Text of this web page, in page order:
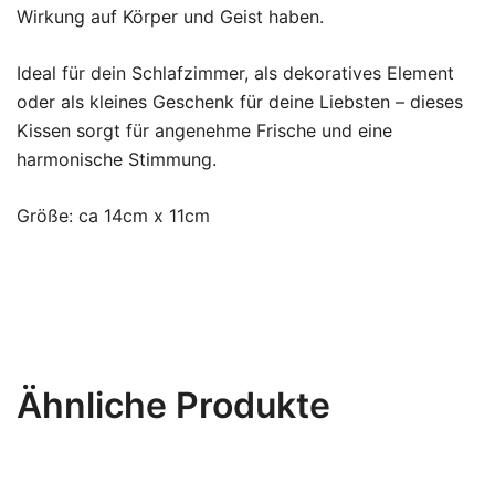
Wirkung auf Körper und Geist haben.
Ideal für dein Schlafzimmer, als dekoratives Element
oder als kleines Geschenk für deine Liebsten – dieses
Kissen sorgt für angenehme Frische und eine
harmonische Stimmung.
Größe: ca 14cm x 11cm
Ähnliche Produkte